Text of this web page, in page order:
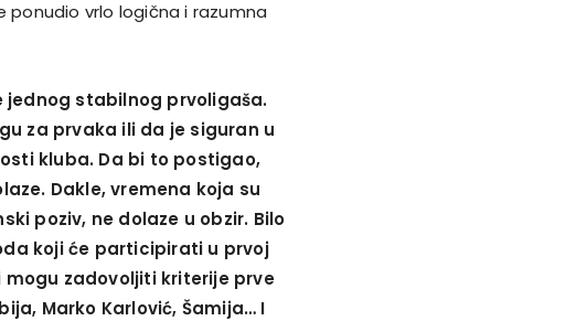
ponudio vrlo logična i razumna
jednog stabilnog prvoligaša.
za prvaka ili da je siguran u
kluba. Da bi to postigao,
Dakle, vremena koja su
poziv, ne dolaze u obzir. Bilo
koji će participirati u prvoj
mogu zadovoljiti kriterije prve
Marko Karlović, Šamija… I